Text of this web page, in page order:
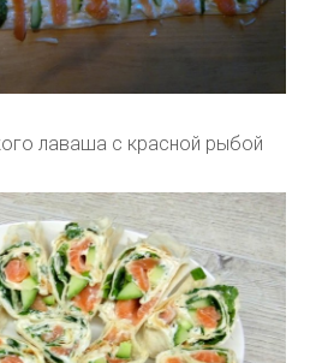
лаваша с красной рыбой